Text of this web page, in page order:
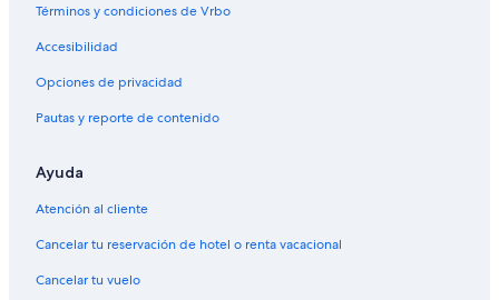
Moteles en Distrito Histórico Temático del Pacífico
Asiático
Términos y condiciones de Vrbo
Accesibilidad
Opciones de privacidad
Pautas y reporte de contenido
Ayuda
Atención al cliente
Cancelar tu reservación de hotel o renta vacacional
Cancelar tu vuelo